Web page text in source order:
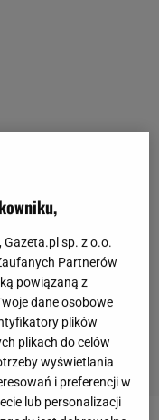
Gazeta.pl sp. z o.o.
Partnerów
powiązaną z
dane osobowe
plików
plikach do celów
wyświetlania
i preferencji w
lub personalizacji